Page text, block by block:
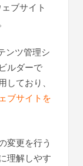
ブサイト
ンツ管理シ
ルダーで
ており、
ブサイトを
変更を行う
理解しやす